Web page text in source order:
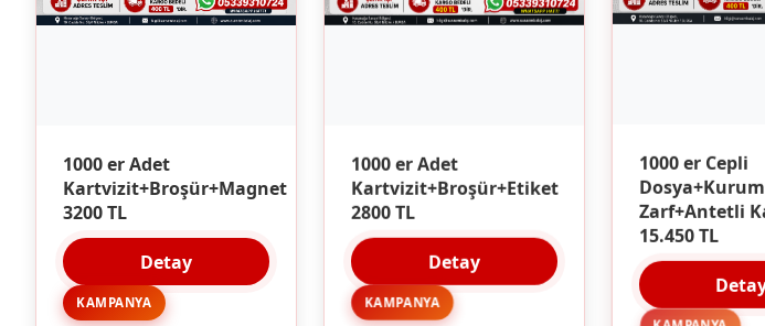
1000 er Adet
Kartvizit+Broşür+Magnet
3200 TL
Detay
KAMPANYA
1000 er Adet
Kartvizit+Broşür+Etiket
2800 TL
Detay
KAMPANYA
1000 er Cepli
Zarf+Antetli
15.450 TL
KAMPANYA